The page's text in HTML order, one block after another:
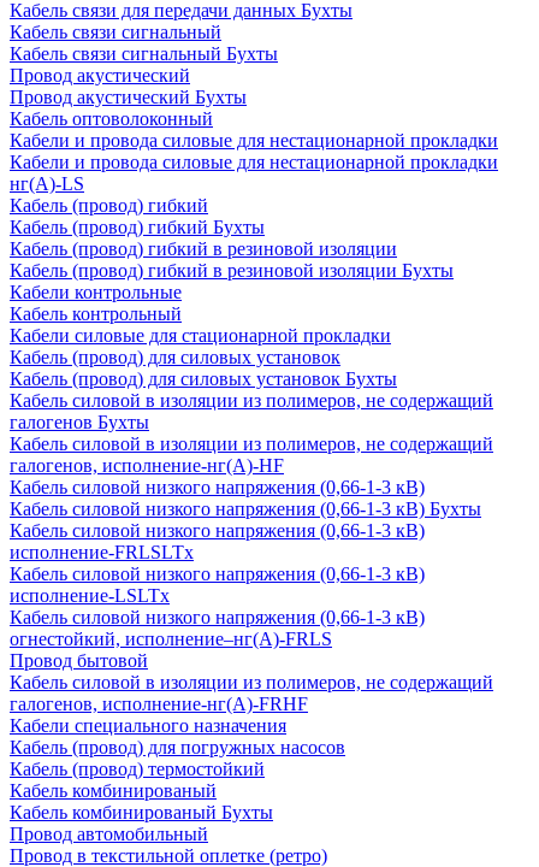
Кабель связи для передачи данных Бухты
Кабель связи сигнальный
Кабель связи сигнальный Бухты
Провод акустический
Провод акустический Бухты
Кабель оптоволоконный
Кабели и провода силовые для нестационарной прокладки
Кабели и провода силовые для нестационарной прокладки
нг(А)-LS
Кабель (провод) гибкий
Кабель (провод) гибкий Бухты
Кабель (провод) гибкий в резиновой изоляции
Кабель (провод) гибкий в резиновой изоляции Бухты
Кабели контрольные
Кабель контрольный
Кабели силовые для стационарной прокладки
Кабель (провод) для силовых установок
Кабель (провод) для силовых установок Бухты
Кабель силовой в изоляции из полимеров, не содержащий
галогенов Бухты
Кабель силовой в изоляции из полимеров, не содержащий
галогенов, исполнение-нг(А)-HF
Кабель силовой низкого напряжения (0,66-1-3 кВ)
Кабель силовой низкого напряжения (0,66-1-3 кВ) Бухты
Кабель силовой низкого напряжения (0,66-1-3 кВ)
исполнение-FRLSLTx
Кабель силовой низкого напряжения (0,66-1-3 кВ)
исполнение-LSLTx
Кабель силовой низкого напряжения (0,66-1-3 кВ)
огнестойкий, исполнение–нг(А)-FRLS
Провод бытовой
Кабель силовой в изоляции из полимеров, не содержащий
галогенов, исполнение-нг(А)-FRHF
Кабели специального назначения
Кабель (провод) для погружных насосов
Кабель (провод) термостойкий
Кабель комбинированый
Кабель комбинированый Бухты
Провод автомобильный
Провод в текстильной оплетке (ретро)